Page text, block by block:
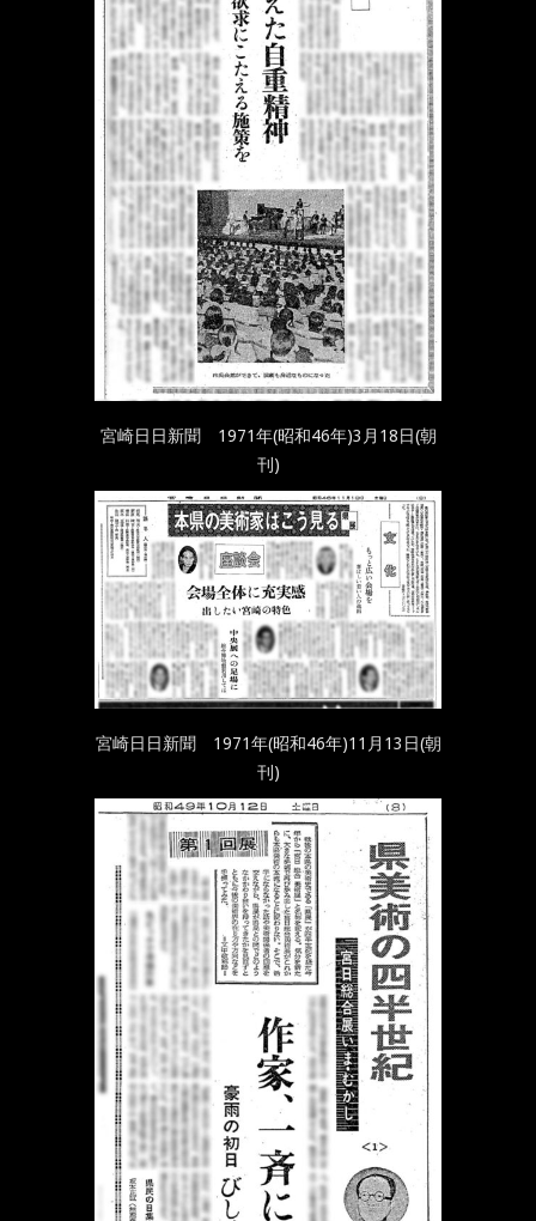
宮崎日日新聞 1971年(昭和46年)3月18日(朝
刊)
宮崎日日新聞 1971年(昭和46年)11月13日(朝
刊)